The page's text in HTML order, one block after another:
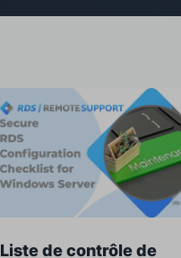
Liste de contrôle de